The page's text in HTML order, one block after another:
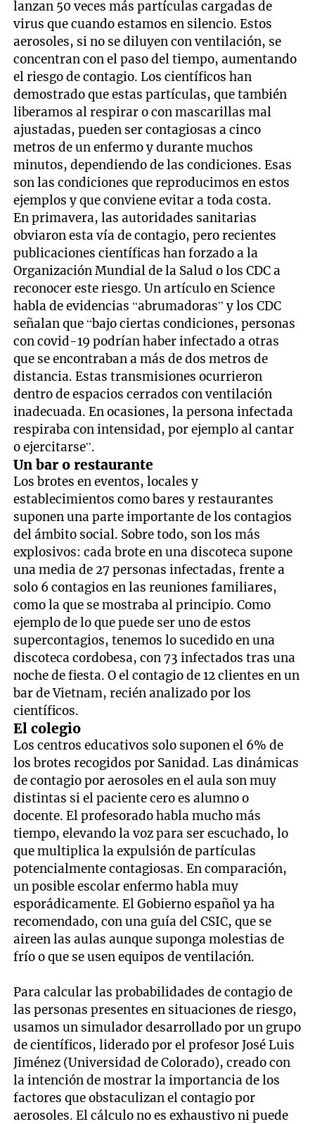
lanzan 50 veces más partículas cargadas de
virus que cuando estamos en silencio. Estos
aerosoles, si no se diluyen con ventilación, se
concentran con el paso del tiempo, aumentando
el riesgo de contagio. Los científicos han
demostrado que estas partículas, que también
liberamos al respirar o con mascarillas mal
ajustadas, pueden ser contagiosas a cinco
metros de un enfermo y durante muchos
minutos, dependiendo de las condiciones. Esas
son las condiciones que reproducimos en estos
ejemplos y que conviene evitar a toda costa.
En primavera, las autoridades sanitarias
obviaron esta vía de contagio, pero recientes
publicaciones científicas han forzado a la
Organización Mundial de la Salud o los CDC a
reconocer este riesgo. Un artículo en Science
habla de evidencias “abrumadoras” y los CDC
señalan que “bajo ciertas condiciones, personas
con covid-19 podrían haber infectado a otras
que se encontraban a más de dos metros de
distancia. Estas transmisiones ocurrieron
dentro de espacios cerrados con ventilación
inadecuada. En ocasiones, la persona infectada
respiraba con intensidad, por ejemplo al cantar
o ejercitarse”.
Un bar o restaurante
Los brotes en eventos, locales y
establecimientos como bares y restaurantes
suponen una parte importante de los contagios
del ámbito social. Sobre todo, son los más
explosivos: cada brote en una discoteca supone
una media de 27 personas infectadas, frente a
solo 6 contagios en las reuniones familiares,
como la que se mostraba al principio. Como
ejemplo de lo que puede ser uno de estos
supercontagios, tenemos lo sucedido en una
discoteca cordobesa, con 73 infectados tras una
noche de fiesta. O el contagio de 12 clientes en un
bar de Vietnam, recién analizado por los
científicos.
El colegio
Los centros educativos solo suponen el 6% de
los brotes recogidos por Sanidad. Las dinámicas
de contagio por aerosoles en el aula son muy
distintas si el paciente cero es alumno o
docente. El profesorado habla mucho más
tiempo, elevando la voz para ser escuchado, lo
que multiplica la expulsión de partículas
potencialmente contagiosas. En comparación,
un posible escolar enfermo habla muy
esporádicamente. El Gobierno español ya ha
recomendado, con una guía del CSIC, que se
aireen las aulas aunque suponga molestias de
frío o que se usen equipos de ventilación.
Para calcular las probabilidades de contagio de
las personas presentes en situaciones de riesgo,
usamos un simulador desarrollado por un grupo
de científicos, liderado por el profesor José Luis
Jiménez (Universidad de Colorado), creado con
la intención de mostrar la importancia de los
factores que obstaculizan el contagio por
aerosoles. El cálculo no es exhaustivo ni puede